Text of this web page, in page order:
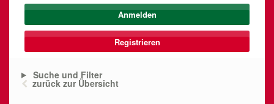
Registrieren
Suche und Filter
zurück zur Übersicht